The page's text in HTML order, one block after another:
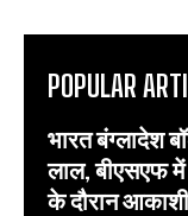
POPULAR
भारत बंग्लादेश
लाल, बीएसएफ में
के दौरान